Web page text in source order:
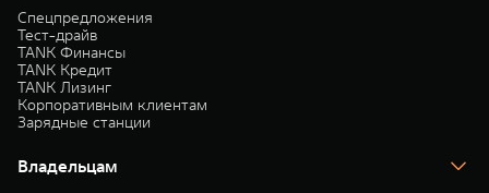
Спецпредложения
Тест-драйв
TANK Финансы
TANK Кредит
TANK Лизинг
Корпоративным клиентам
Зарядные станции
Владельцам